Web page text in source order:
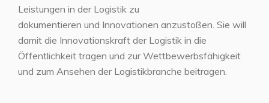
Leistungen in der Logistik zu
dokumentieren und Innovationen anzustoßen. Sie will
damit die Innovationskraft der Logistik in die
Öffentlichkeit tragen und zur Wettbewerbsfähigkeit
und zum Ansehen der Logistikbranche beitragen.